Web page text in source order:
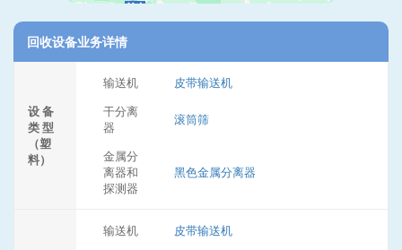
回收设备业务详情
设 备
类 型
（塑
料）
输送机
皮带输送机
干分离
器
滚筒筛
金属分
离器和
探测器
黑色金属分离器
输送机
皮带输送机